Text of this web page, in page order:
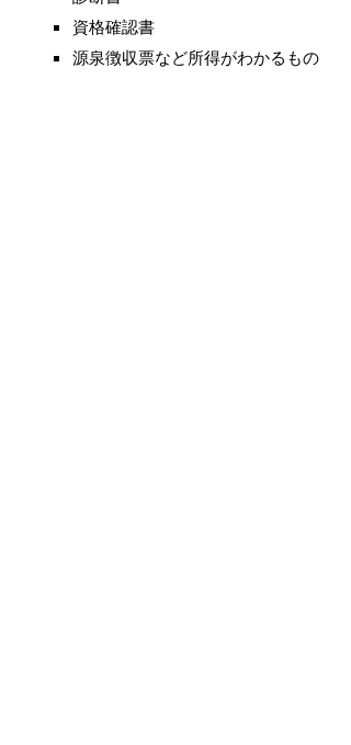
資格確認書
源泉徴収票など所得がわかるもの